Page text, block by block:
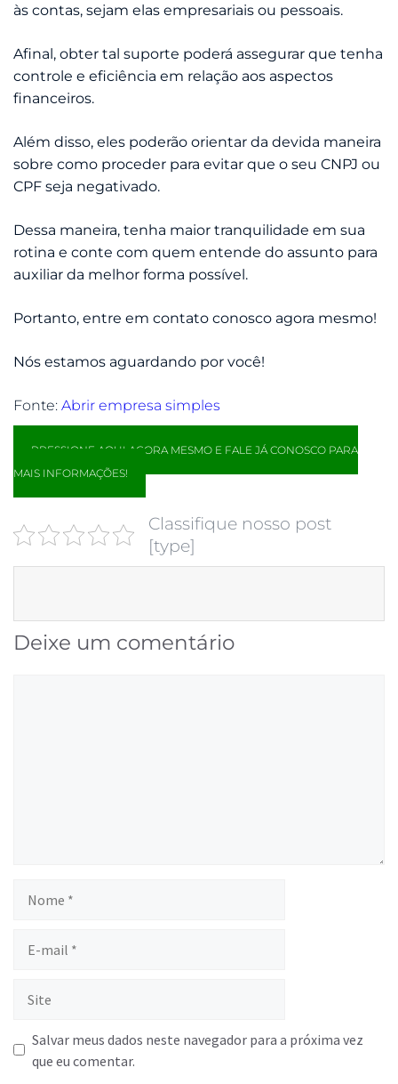
às contas, sejam elas empresariais ou pessoais.
Afinal, obter tal suporte poderá assegurar que tenha
controle e eficiência em relação aos aspectos
financeiros.
Além disso, eles poderão orientar da devida maneira
sobre como proceder para evitar que o seu CNPJ ou
CPF seja negativado.
Dessa maneira, tenha maior tranquilidade em sua
rotina e conte com quem entende do assunto para
auxiliar da melhor forma possível.
Portanto, entre em contato conosco agora mesmo!
Nós estamos aguardando por você!
Fonte: Abrir empresa simples
PRESSIONE AQUI AGORA MESMO E FALE JÁ CONOSCO PARA
MAIS INFORMAÇÕES!
Classifique nosso post
[type]
Deixe um comentário
Salvar meus dados neste navegador para a próxima vez
que eu comentar.